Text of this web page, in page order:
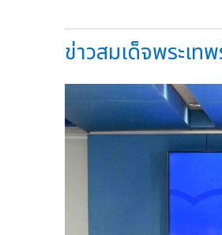
ข่าวสมเด็จพระเ